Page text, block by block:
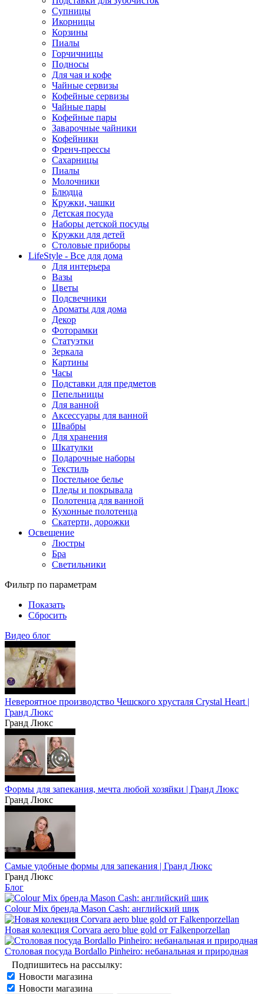
Супницы
Икорницы
Корзины
Пиалы
Горчичницы
Подносы
Для чая и кофе
Чайные сервизы
Кофейные сервизы
Чайные пары
Кофейные пары
Заварочные чайники
Кофейники
Френч-прессы
Сахарницы
Пиалы
Молочники
Блюдца
Кружки, чашки
Детская посуда
Наборы детской посуды
Кружки для детей
Столовые приборы
LifeStyle - Все для дома
Для интерьера
Вазы
Цветы
Подсвечники
Ароматы для дома
Декор
Фоторамки
Статуэтки
Зеркала
Картины
Часы
Подставки для предметов
Пепельницы
Для ванной
Аксессуары для ванной
Швабры
Для хранения
Шкатулки
Подарочные наборы
Текстиль
Постельное белье
Пледы и покрывала
Полотенца для ванной
Кухонные полотенца
Скатерти, дорожки
Освещение
Люстры
Бра
Светильники
Фильтр по параметрам
Показать
Сбросить
Видео блог
Невероятное производство Чешского хрусталя Crystal Heart |
Гранд Люкс
Гранд Люкс
Формы для запекания, мечта любой хозяйки | Гранд Люкс
Гранд Люкс
Самые удобные формы для запекания | Гранд Люкс
Гранд Люкс
Блог
Colour Mix бренда Mason Cash: английский шик
Новая колекция Corvara aero blue gold от Falkenporzellan
Столовая посуда Bordallo Pinheiro: небанальная и природная
Подпишитесь на рассылку:
Новости магазина
Новости магазина